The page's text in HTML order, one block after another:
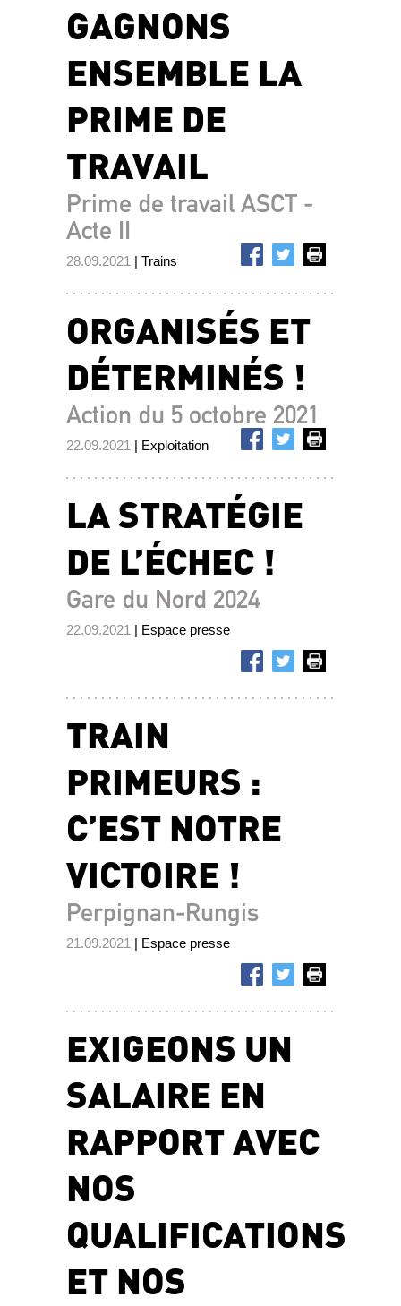
GAGNONS
ENSEMBLE LA
PRIME DE
TRAVAIL
Prime de travail ASCT -
Acte II
28.09.2021 | Trains
ORGANISÉS ET
DÉTERMINÉS !
Action du 5 octobre 2021
22.09.2021 | Exploitation
LA STRATÉGIE
DE L’ÉCHEC !
Gare du Nord 2024
22.09.2021 | Espace presse
TRAIN
PRIMEURS :
C’EST NOTRE
VICTOIRE !
Perpignan-Rungis
21.09.2021 | Espace presse
EXIGEONS UN
SALAIRE EN
RAPPORT AVEC
NOS
QUALIFICATIONS
ET NOS